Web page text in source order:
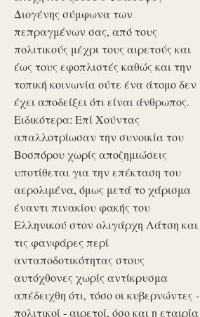
Διογένης σύμφωνα των
πεπραγμένων σας, από τους
πολιτικούς μέχρι τους αιρετούς και
έως τους εφοπλιστές καθώς και την
τοπική κοινωνία ούτε ένα άτομο δεν
έχει αποδείξει ότι είναι άνθρωπος.
Ειδικότερα: Επί Χούντας
απαλλοτρίωσαν την συνοικία του
Βοσπόρου χωρίς αποζημιώσεις
υποτίθεται για την επέκταση του
αερολιμένα, όμως μετά το χάρισμα
έναντι πινακίου φακής του
Ελληνικού στον ολιγάρχη Λάτση και
τις φανφάρες περί
ανταποδοτικότητας στους
αυτόχθονες χωρίς αντίκρυσμα
απέδειχθη ότι, τόσο οι κυβερνώντες -
πολιτικοί - αιρετοί, όσο και η εταιρία